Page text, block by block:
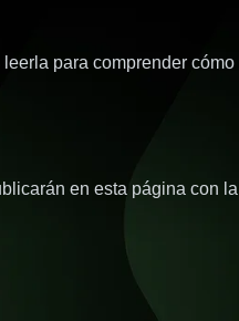
para comprender
en esta página con